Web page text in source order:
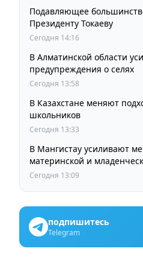
Подавляющее
Президенту Токаеву
Сегодня 14:16
В Алматинской области
предупреждения о селях
Сегодня 13:58
В Казахстане меняют
школьников
Сегодня 13:33
В Мангистау усиливают
материнской и
Сегодня 13:09
подпишитесь
Telegram